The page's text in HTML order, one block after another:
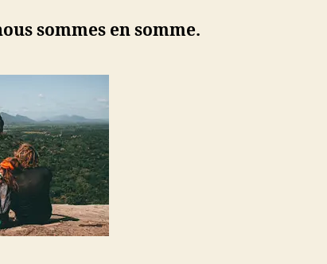
sommes en somme.